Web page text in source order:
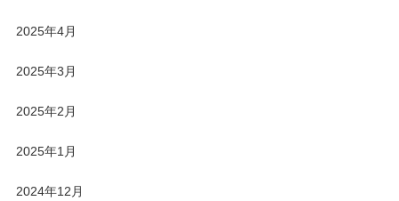
2025年4月
2025年3月
2025年2月
2025年1月
2024年12月